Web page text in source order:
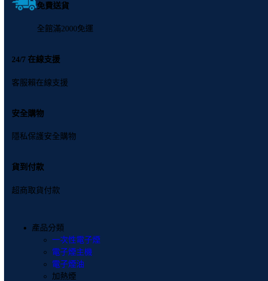
免費送貨
全館滿2000免運
24/7 在線支援
客服賴在線支援
安全購物
隱私保護安全購物
貨到付款
超商取貨付款
產品分類
一次性電子煙
電子煙主機
電子煙油
加熱煙